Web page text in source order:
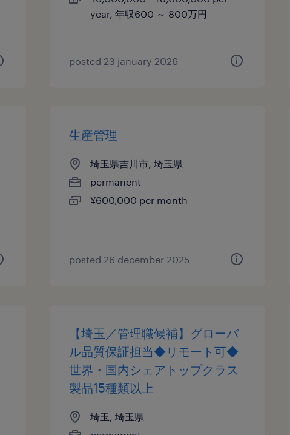
year, 年収600 ～ 800万円
posted 23 january 2026
生産管理
埼玉県吉川市, 埼玉県
permanent
¥600,000 per month
posted 26 december 2025
【埼玉／管理職候補】グローバ
ル品質保証担当◆リモート可◆
世界・国内シェアトップクラス
製品15種類以上
埼玉, 埼玉県